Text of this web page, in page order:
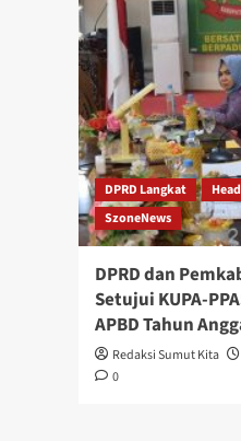
DPRD Langkat
SzoneNews
DPRD dan
Setujui KUPA-
APBD Tahun
Redaksi Sumut Kita
0